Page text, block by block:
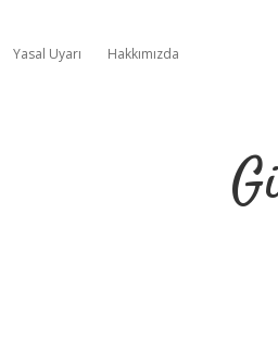
Yasal Uyarı Hakkımızda